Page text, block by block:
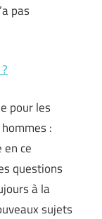
pas
pour les
:
ce
questions
à la
sujets